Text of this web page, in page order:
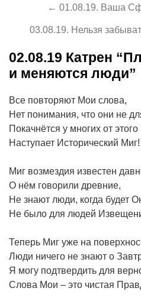
← 01.08.19. Ваша
03.08.19. Нельзя
02.08.19 Катрен
и меняются люди”
Все повторяют Мои слова,
Нет понимания, что они не
Покачнётся у многих от этого
Наступает Исторический Миг!
Миг возмездия известен
О нём говорили древние,
Не знают люди, когда будет
Не было для людей
Теперь Миг уже на
Люди ничего не знают о
Я могу подтвердить для
Слова Мои – это чистая